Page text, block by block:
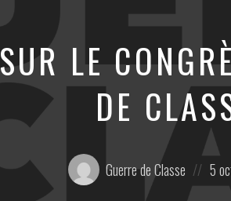
LE
DE
Posté
par:
Guerre de Classe
on
5